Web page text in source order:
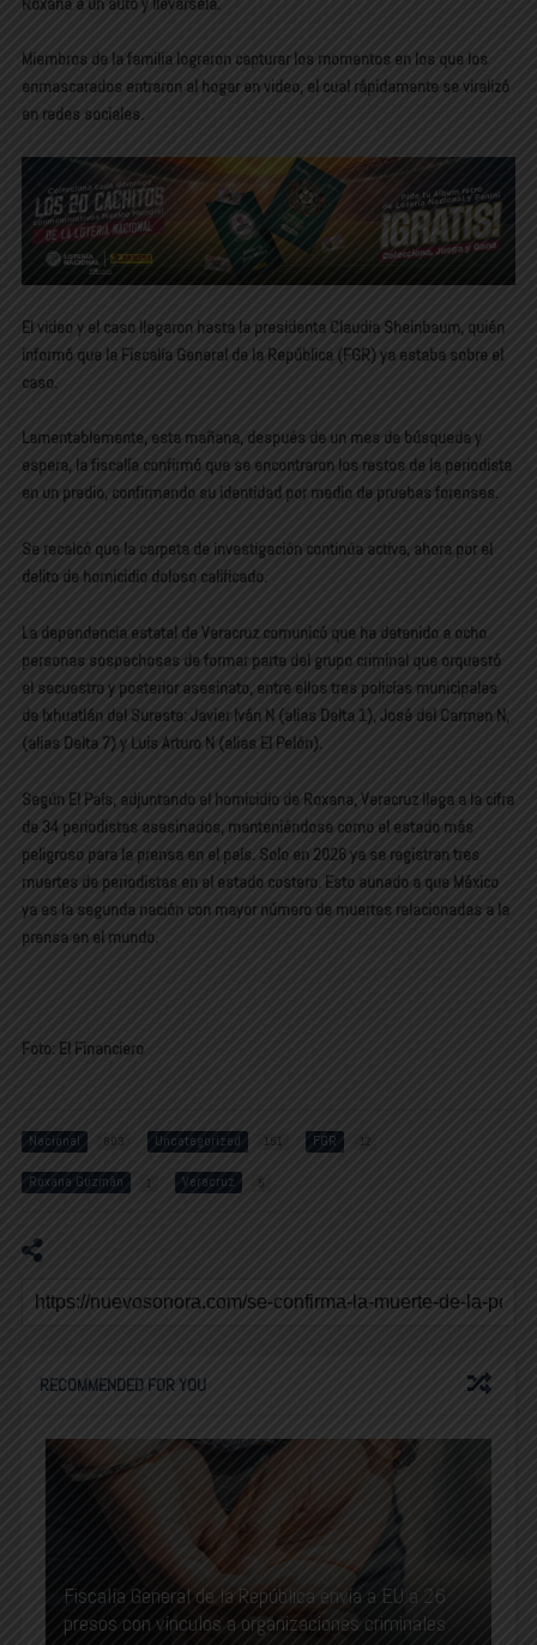
Miembros de la familia lograron capturar los momentos en los que los
enmascarados entraron al hogar en video, el cual rápidamente se viralizó
en redes sociales.
El video y el caso llegaron hasta la presidenta Claudia Sheinbaum, quién
informó que la Fiscalía General de la República (FGR) ya estaba sobre el
caso.
Lamentablemente, esta mañana, después de un mes de búsqueda y
espera, la fiscalía confirmó que se encontraron los restos de la periodista
en un predio, confirmando su identidad por medio de pruebas forenses.
Se recalcó que la carpeta de investigación continúa activa, ahora por el
delito de homicidio doloso calificado.
La dependencia estatal de Veracruz comunicó que ha detenido a ocho
personas sospechosas de formar parte del grupo criminal que orquestó
el secuestro y posterior asesinato, entre ellos tres policías municipales
de Ixhuatlán del Sureste: Javier Iván N (alias Delta 1), José del Carmen N,
(alias Delta 7) y Luis Arturo N (alias El Pelón).
Según El País, adjuntando el homicidio de Roxana, Veracruz llega a la cifra
de 34 periodistas asesinados, manteniéndose como el estado más
peligroso para la prensa en el país. Solo en 2026 ya se registran tres
muertes de periodistas en el estado costero. Esto aunado a que México
ya es la segunda nación con mayor número de muertes relacionadas a la
prensa en el mundo.
Foto: El Financiero
Nacional 803 Uncategorized 151 FGR 12
Roxana Guzmán 1 Veracruz 5
RECOMMENDED FOR YOU
Fiscalía General de la República envía a EU a 26
presos con vínculos a organizaciones criminales